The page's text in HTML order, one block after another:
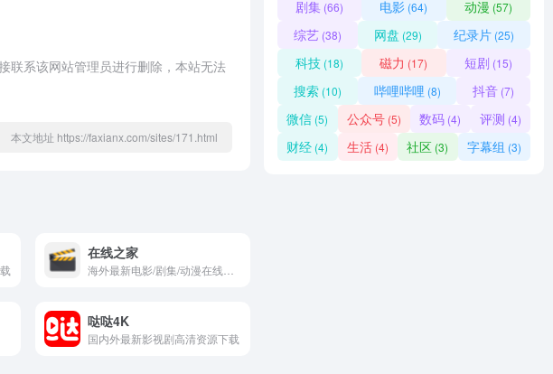
联系该网站管理员进行删除，本站无法
本文地址 https://faxianx.com/sites/171.html
在线之家
哒哒4K
国内外最新影视剧高清资源下载
剧集 (66) 电影 (64) 动漫 (57)
综艺(38) 网盘 (29) 纪录片 (25)
科技 (18) 磁力 (17) 短剧 (15)
搜索(10) 哔哩哔哩 (8) 抖音 (7)
微信 (5) 公众号(5) 数码 (4) 评测 (4)
财经 (4) 生活(4) 社区 (3) 字幕组 (3)